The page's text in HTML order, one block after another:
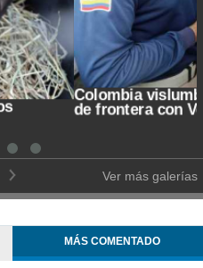
al Ecoparque Los
Ver más galerías
MÁS COMENTADO